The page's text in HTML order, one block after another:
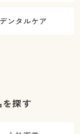
デンタルケア
を探す